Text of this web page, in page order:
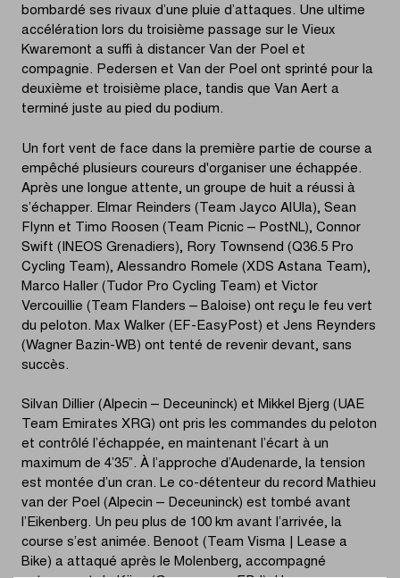
bombardé ses rivaux d’une pluie d’attaques. Une ultime
accélération lors du troisième passage sur le Vieux
Kwaremont a suffi à distancer Van der Poel et
compagnie. Pedersen et Van der Poel ont sprinté pour la
deuxième et troisième place, tandis que Van Aert a
terminé juste au pied du podium.
Un fort vent de face dans la première partie de course a
empêché plusieurs coureurs d'organiser une échappée.
Après une longue attente, un groupe de huit a réussi à
s’échapper. Elmar Reinders (Team Jayco AlUla), Sean
Flynn et Timo Roosen (Team Picnic – PostNL), Connor
Swift (INEOS Grenadiers), Rory Townsend (Q36.5 Pro
Cycling Team), Alessandro Romele (XDS Astana Team),
Marco Haller (Tudor Pro Cycling Team) et Victor
Vercouillie (Team Flanders – Baloise) ont reçu le feu vert
du peloton. Max Walker (EF-EasyPost) et Jens Reynders
(Wagner Bazin-WB) ont tenté de revenir devant, sans
succès.
Silvan Dillier (Alpecin – Deceuninck) et Mikkel Bjerg (UAE
Team Emirates XRG) ont pris les commandes du peloton
et contrôlé l’échappée, en maintenant l’écart à un
maximum de 4’35”. À l’approche d’Audenarde, la tension
est montée d’un cran. Le co-détenteur du record Mathieu
van der Poel (Alpecin – Deceuninck) est tombé avant
l’Eikenberg. Un peu plus de 100 km avant l’arrivée, la
course s’est animée. Benoot (Team Visma | Lease a
Bike) a attaqué après le Molenberg, accompagné